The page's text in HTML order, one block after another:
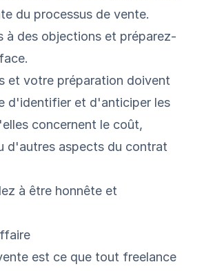
du processus de vente.
à des objections et préparez-
et votre préparation doivent
d'identifier et d'anticiper les
concernent le coût,
d'autres aspects du contrat
à être honnête et
est ce que tout freelance